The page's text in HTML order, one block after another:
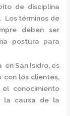
de disciplina
Los términos de
deben ser
postura para
San Isidro, es
con los clientes,
conocimiento
la causa de la